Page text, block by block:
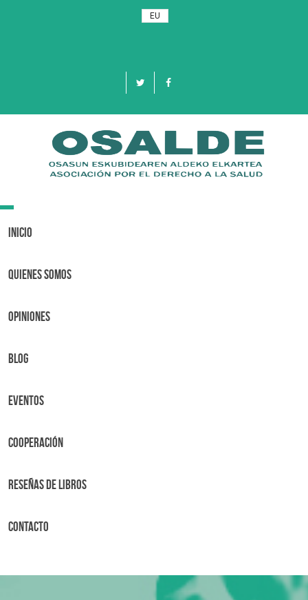
EU
Toggle
Inicio
Quienes Somos
OPINIONES
BLOG
Eventos
Cooperación
Reseñas de libros
Contacto